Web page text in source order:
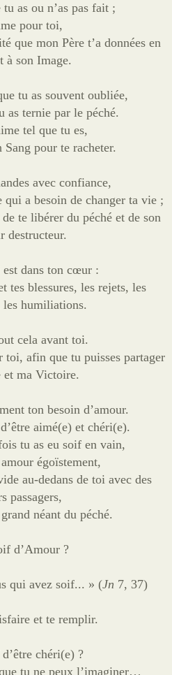
as ou n’as pas fait ;
pour toi,
que mon Père t’a données en
à son Image.
tu as souvent oubliée,
as ternie par le péché.
tel que tu es,
Sang pour te racheter.
avec confiance,
qui a besoin de changer ta vie ;
te libérer du péché et de son
destructeur.
est dans ton cœur :
tes blessures, les rejets, les
les humiliations.
cela avant toi.
toi, afin que tu puisses partager
et ma Victoire.
ton besoin d’amour.
aimé(e) et chéri(e).
tu as eu soif en vain,
égoïstement,
au-dedans de toi avec des
passagers,
néant du péché.
d’Amour ?
qui avez soif... » (Jn 7, 37)
et te remplir.
chéri(e) ?
tu ne peux l’imaginer…